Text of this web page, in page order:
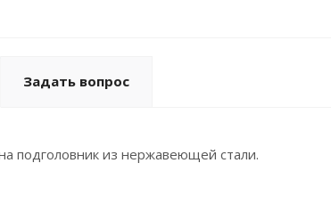
Задать вопрос
подголовник из нержавеющей стали.